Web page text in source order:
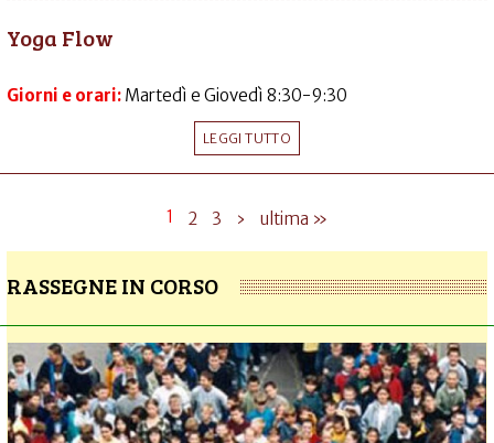
Yoga Flow
Giorni e orari: Martedì e Giovedì 8:30-9:30
LEGGI TUTTO
1 2 3 › ultima »
RASSEGNE IN CORSO